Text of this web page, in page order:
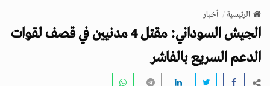
v
g
a
الرئيسية أخبار
الجيش السوداني: مقتل 4 مدنيين في قصف لقوات
الدعم السريع بالفاشر